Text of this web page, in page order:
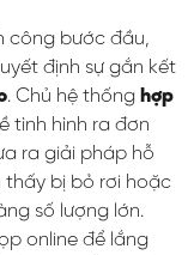
công bước đầu,
định sự gắn kết
. Chủ hệ thống hợp
tình hình ra đơn
ra giải pháp hỗ
thấy bị bỏ rơi hoặc
số lượng lớn.
online để lắng